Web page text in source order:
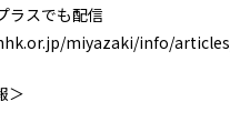
ラスでも配信
miyazaki/info/
＞